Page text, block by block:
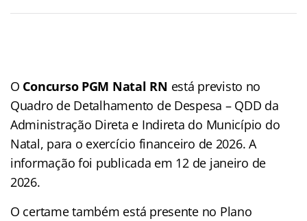
O Concurso PGM Natal RN está previsto no
Quadro de Detalhamento de Despesa – QDD da
Administração Direta e Indireta do Município do
Natal, para o exercício financeiro de 2026. A
informação foi publicada em 12 de janeiro de
2026.
O certame também está presente no Plano